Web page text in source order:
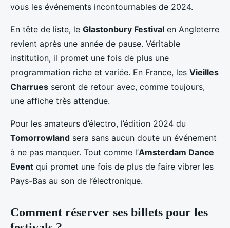
vous les événements incontournables de 2024.
En tête de liste, le Glastonbury Festival en Angleterre
revient après une année de pause. Véritable
institution, il promet une fois de plus une
programmation riche et variée. En France, les Vieilles
Charrues seront de retour avec, comme toujours,
une affiche très attendue.
Pour les amateurs d’électro, l’édition 2024 du
Tomorrowland sera sans aucun doute un événement
à ne pas manquer. Tout comme l’Amsterdam Dance
Event qui promet une fois de plus de faire vibrer les
Pays-Bas au son de l’électronique.
Comment réserver ses billets pour les